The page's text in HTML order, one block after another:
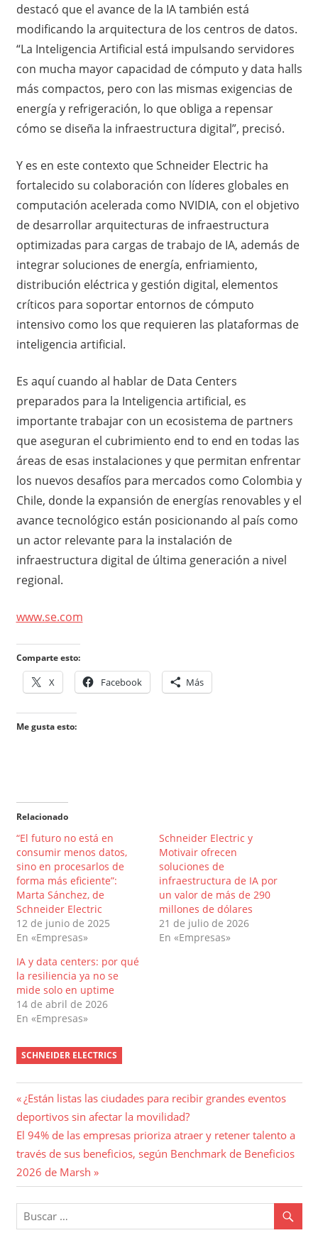
destacó que el avance de la IA también está
modificando la arquitectura de los centros de datos.
“La Inteligencia Artificial está impulsando servidores
con mucha mayor capacidad de cómputo y data halls
más compactos, pero con las mismas exigencias de
energía y refrigeración, lo que obliga a repensar
cómo se diseña la infraestructura digital”, precisó.
Y es en este contexto que Schneider Electric ha
fortalecido su colaboración con líderes globales en
computación acelerada como NVIDIA, con el objetivo
de desarrollar arquitecturas de infraestructura
optimizadas para cargas de trabajo de IA, además de
integrar soluciones de energía, enfriamiento,
distribución eléctrica y gestión digital, elementos
críticos para soportar entornos de cómputo
intensivo como los que requieren las plataformas de
inteligencia artificial.
Es aquí cuando al hablar de Data Centers
preparados para la Inteligencia artificial, es
importante trabajar con un ecosistema de partners
que aseguran el cubrimiento end to end en todas las
áreas de esas instalaciones y que permitan enfrentar
los nuevos desafíos para mercados como Colombia y
Chile, donde la expansión de energías renovables y el
avance tecnológico están posicionando al país como
un actor relevante para la instalación de
infraestructura digital de última generación a nivel
regional.
www.se.com
Comparte esto:
X Facebook Más
Me gusta esto:
Relacionado
“El futuro no está en
consumir menos datos,
sino en procesarlos de
forma más eficiente”:
Marta Sánchez, de
Schneider Electric
12 de junio de 2025
En «Empresas»
Schneider Electric y
Motivair ofrecen
soluciones de
infraestructura de IA por
un valor de más de 290
millones de dólares
21 de julio de 2026
En «Empresas»
IA y data centers: por qué
la resiliencia ya no se
mide solo en uptime
14 de abril de 2026
En «Empresas»
SCHNEIDER ELECTRICS
Navegación
de
entradas
Entrada
anterior:
¿Están listas las ciudades para recibir grandes eventos
deportivos sin afectar la movilidad?
Entrada
siguiente:
El 94% de las empresas prioriza atraer y retener talento a
través de sus beneficios, según Benchmark de Beneficios
2026 de Marsh